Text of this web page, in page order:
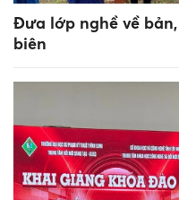
Đưa lớp nghề về
biên